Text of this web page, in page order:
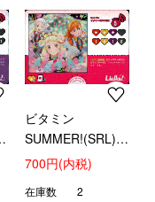
ビタミン
SUMMER!(SRL)
(PL!SP-bp2-024-
700円(内税)
在庫数 2